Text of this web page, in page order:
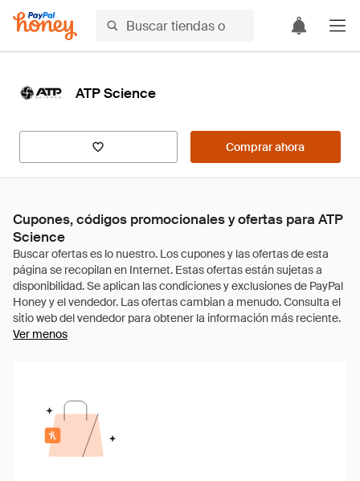
ATP Science
Comprar ahora
Cupones, códigos promocionales y ofertas para ATP
Science
Ver menos